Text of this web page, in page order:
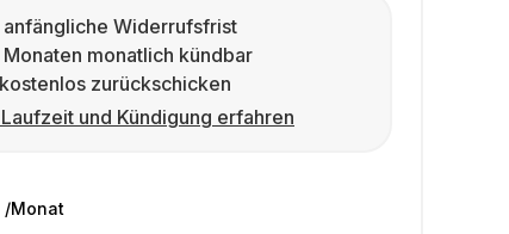
anfängliche Widerrufsfrist
Monaten monatlich kündbar
zurückschicken
und Kündigung erfahren
/Monat